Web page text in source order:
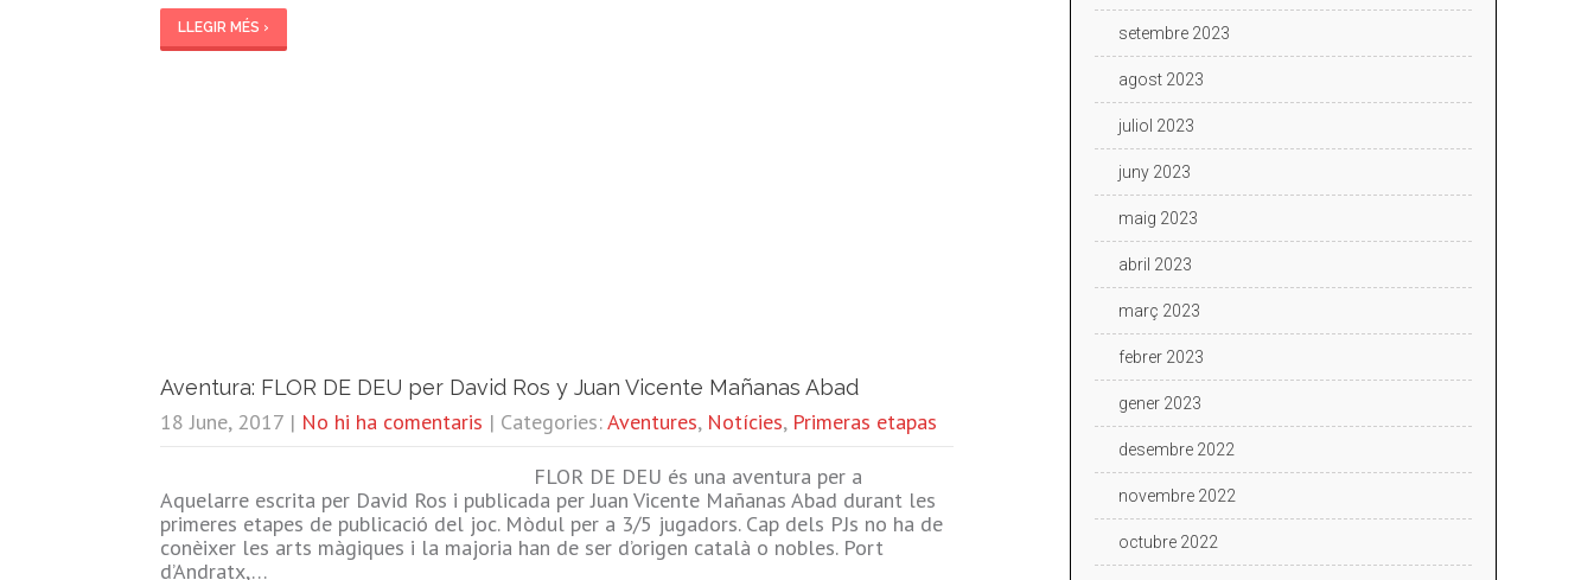
LLEGIR MÉS ›
Aventura: FLOR DE DEU per David Ros y Juan Vicente Mañanas Abad
18 June, 2017 | No hi ha comentaris | Categories:Aventures, Notícies, Primeras etapas
FLOR DE DEU és una aventura per a
Aquelarre escrita per David Ros i publicada per Juan Vicente Mañanas Abad durant les
primeres etapes de publicació del joc. Mòdul per a 3/5 jugadors. Cap dels PJs no ha de
conèixer les arts màgiques i la majoria han de ser d’origen català o nobles. Port
d’Andratx,…
setembre 2023
agost 2023
juliol 2023
juny 2023
maig 2023
abril 2023
març 2023
febrer 2023
gener 2023
desembre 2022
novembre 2022
octubre 2022